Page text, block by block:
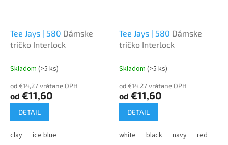
Tee Jays | 580 Dámske
tričko Interlock
Skladom (>5 ks)
od €14,27 vrátane DPH
od €11,60
DETAIL
clay ice blue
Tee Jays | 580 Dámske
tričko Interlock
Skladom (>5 ks)
od €14,27 vrátane DPH
od €11,60
DETAIL
white black navy red